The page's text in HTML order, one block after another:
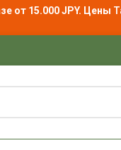
от 15.000 JPY. Цены